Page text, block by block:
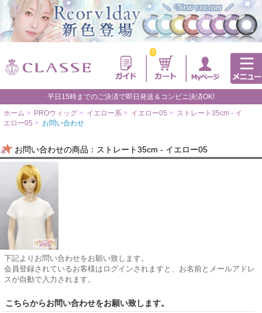
0
平日15時までのご決済で即日発送＆コンビニ決済OK!
ホーム > PROウィッグ > イエロー系 > イエロー05 > ストレート35cm - イ
エロー05 > お問い合わせ
お問い合わせの商品：ストレート35cm - イエロー05
下記よりお問い合わせをお願い致します。
会員登録されているお客様はログインされますと、お名前とメールアドレ
スが自動で入力されます。
こちらからお問い合わせをお願い致します。